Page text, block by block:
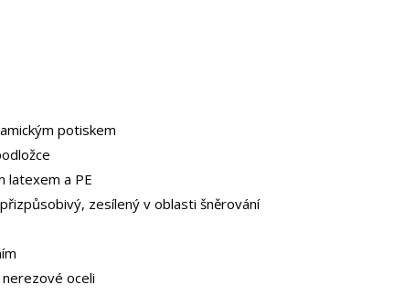
potiskem
latexem a PE
zesílený v oblasti šněrování
oceli